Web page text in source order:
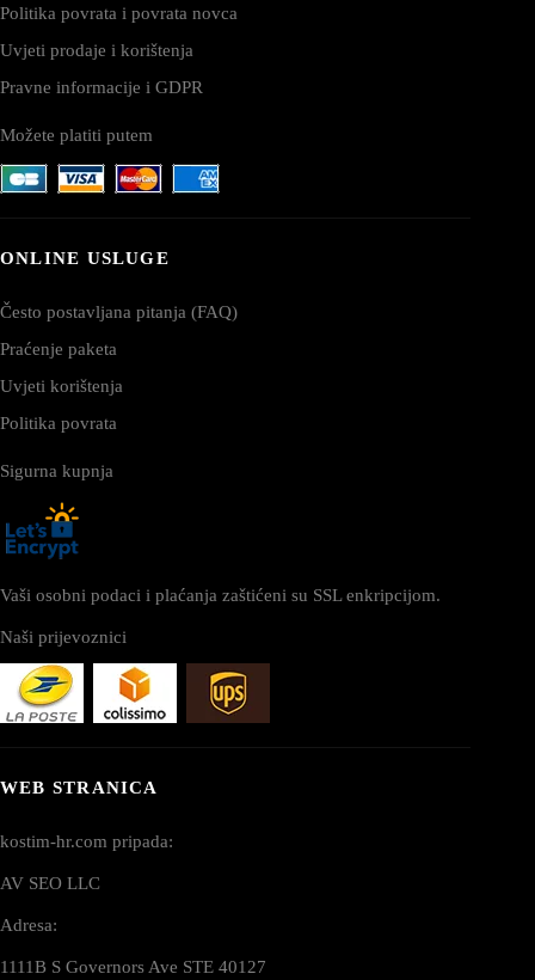
Politika povrata i povrata novca
Uvjeti prodaje i korištenja
Pravne informacije i GDPR
Možete platiti putem
ONLINE USLUGE
Često postavljana pitanja (FAQ)
Praćenje paketa
Uvjeti korištenja
Politika povrata
Sigurna kupnja
Vaši osobni podaci i plaćanja zaštićeni su SSL enkripcijom.
Naši prijevoznici
WEB STRANICA
kostim-hr.com pripada:
AV SEO LLC
Adresa:
1111B S Governors Ave STE 40127